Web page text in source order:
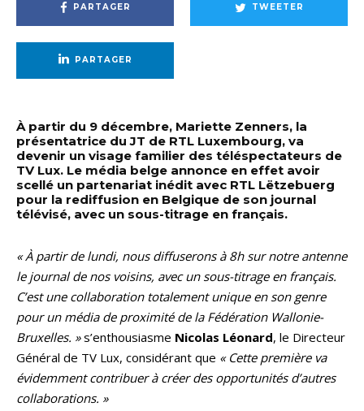
PARTAGER TWEETER
PARTAGER
À partir du 9 décembre, Mariette Zenners, la
présentatrice du JT de RTL Luxembourg, va
devenir un visage familier des téléspectateurs de
TV Lux. Le média belge annonce en effet avoir
scellé un partenariat inédit avec RTL Lëtzebuerg
pour la rediffusion en Belgique de son journal
télévisé, avec un sous-titrage en français.
« À partir de lundi, nous diffuserons à 8h sur notre antenne
le journal de nos voisins, avec un sous-titrage en français.
C’est une collaboration totalement unique en son genre
pour un média de proximité de la Fédération Wallonie-
Bruxelles. »s’enthousiasme Nicolas Léonard, le Directeur
Général de TV Lux, considérant que « Cette première va
évidemment contribuer à créer des opportunités d’autres
collaborations. »